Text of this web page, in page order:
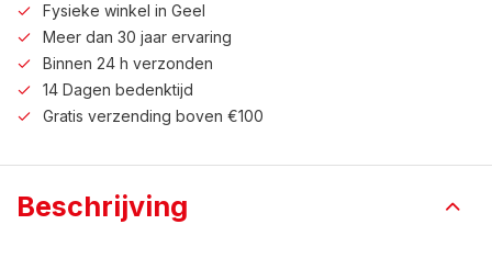
Fysieke winkel in Geel
Meer dan 30 jaar ervaring
Binnen 24 h verzonden
14 Dagen bedenktijd
Gratis verzending boven €100
Beschrijving